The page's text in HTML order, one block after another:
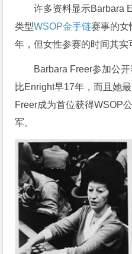
许多资料显示Barbara
类型WSOP金手链赛事的女
年，但女性参赛的时间其实
Barbara Freer参加公
比Enright早17年，而且她
Freer成为首位获得WSOP
军。